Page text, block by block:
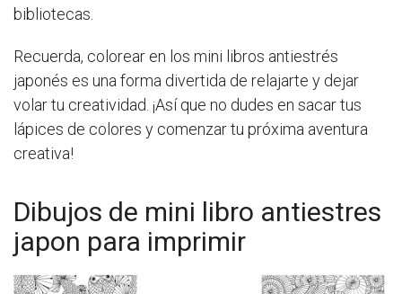
bibliotecas.
Recuerda, colorear en los mini libros antiestrés
japonés es una forma divertida de relajarte y dejar
volar tu creatividad. ¡Así que no dudes en sacar tus
lápices de colores y comenzar tu próxima aventura
creativa!
Dibujos de mini libro antiestres
japon para imprimir